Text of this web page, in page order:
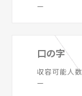
ー
口の字
収容可能人数
ー